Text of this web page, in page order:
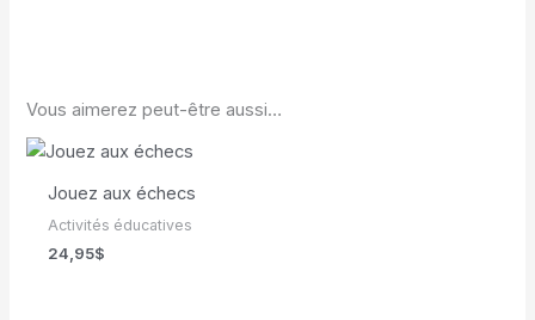
Vous aimerez peut-être aussi…
Jouez aux échecs
Activités éducatives
24,95$